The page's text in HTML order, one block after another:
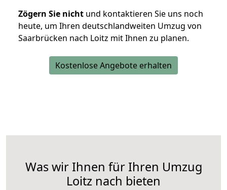
Zögern Sie nicht und kontaktieren Sie uns noch
heute, um Ihren deutschlandweiten Umzug von
Saarbrücken nach Loitz mit Ihnen zu planen.
Kostenlose Angebote erhalten
Was wir Ihnen für Ihren Umzug
Loitz nach bieten